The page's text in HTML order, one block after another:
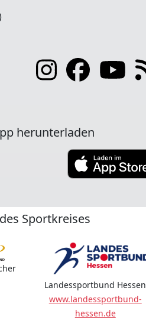
herunterladen
Sportkreises
Landessportbund Hessen
www.landessportbund-
hessen.de